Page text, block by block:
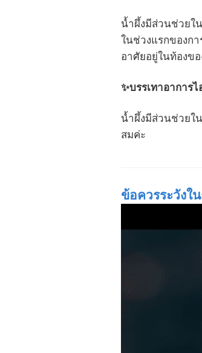
น้ำผึ้งมีส่วนช่วยใ
ในช่วงแรกของก
อาศัยอยู่ในท้องข
✨บรรเทาอาการไ
น้ำผึ้งมีส่วนช่วยใ
สมค่ะ
ข้อควรระวังใ